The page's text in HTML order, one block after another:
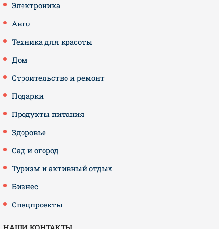
Электроника
Авто
Техника для красоты
Дом
Строительство и ремонт
Подарки
Продукты питания
Здоровье
Сад и огород
Туризм и активный отдых
Бизнес
Спецпроекты
НАШИ КОНТАКТЫ